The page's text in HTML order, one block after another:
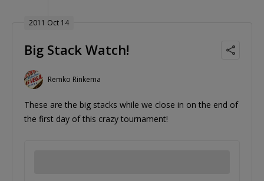
2011 Oct 14
Big Stack Watch!
Remko Rinkema
These are the big stacks while we close in on the end of
the first day of this crazy tournament!